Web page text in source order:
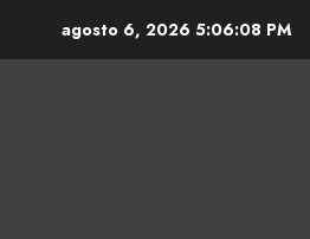
agosto 6, 2026 5:06:09 PM